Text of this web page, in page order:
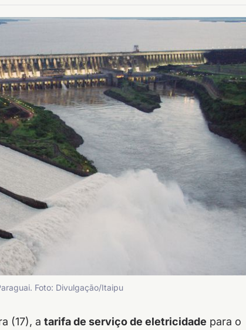
Foto: Divulgação/Itaipu
(17), a tarifa de serviço de eletricidade para o